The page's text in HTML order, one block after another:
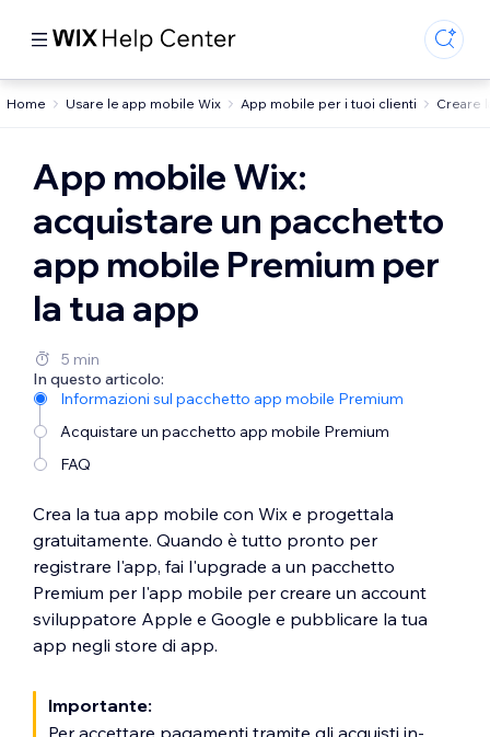
Home Usare le app mobile Wix App mobile per i tuoi clienti Creare
App mobile Wix:
acquistare un pacchetto
app mobile Premium per
la tua app
5 min
In questo articolo:
Informazioni sul pacchetto app mobile Premium
Acquistare un pacchetto app mobile Premium
FAQ
Crea la tua app mobile con Wix e progettala
gratuitamente. Quando è tutto pronto per
registrare l'app, fai l'upgrade a un pacchetto
Premium per l'app mobile per creare un account
sviluppatore Apple e Google e pubblicare la tua
app negli store di app.
Importante:
Per accettare pagamenti tramite gli acquisti in-